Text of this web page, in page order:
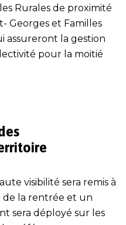
Rurales de proximité
Georges et Familles
assureront la gestion
pour la moitié
visibilité sera remis à
de la rentrée et un
sera déployé sur les